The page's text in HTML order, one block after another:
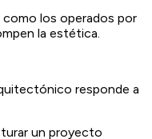
los operados por
la estética.
responde a
un proyecto